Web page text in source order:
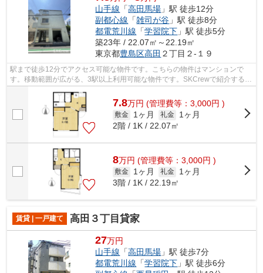
山手線 「高田馬場 」駅 徒歩12分
副都心線 「雑司が谷 」駅 徒歩8分
都電荒川線 「学習院下 」駅 徒歩5分
築23年 / 22.07㎡～22.19㎡
東京都豊島区高田 ２丁目２-１９
駅まで徒歩12分でアクセス可能な物件です。こちらの物件はマンションで
す。移動範囲が広がる、3駅以上利用可能な物件です。SKCrewで紹介する、
豊島区エリアの物件が満載。当社へのお問...
7.8万円 (管理費等：3,000円 )
敷金 1ヶ月 礼金
1ヶ月
2階 / 1K / 22.07㎡
8万円 (管理費等：3,000円 )
敷金 1ヶ月 礼金
1ヶ月
3階 / 1K / 22.19㎡
賃貸 | 一戸建て 高田３丁目貸家
27万円
山手線 「高田馬場 」駅 徒歩7分
都電荒川線 「学習院下 」駅 徒歩6分